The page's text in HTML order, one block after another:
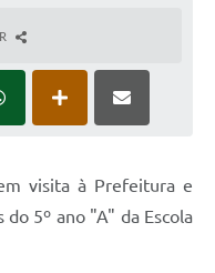
visita à Prefeitura e
do 5º ano "A" da Escola